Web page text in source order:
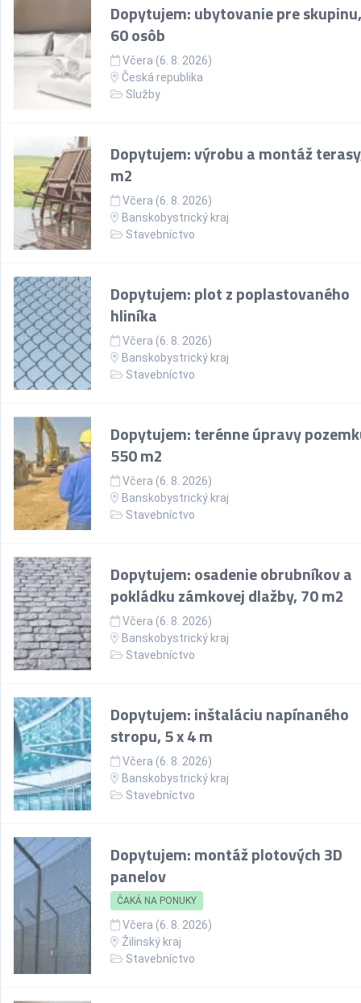
Dopytujem: ubytovanie pre
60 osôb
Včera (6. 8. 2026)
Česká republika
Služby
Dopytujem: výrobu a montáž
m2
Včera (6. 8. 2026)
Banskobystrický kraj
Stavebníctvo
Dopytujem: plot z poplastovaného
hliníka
Včera (6. 8. 2026)
Banskobystrický kraj
Stavebníctvo
Dopytujem: terénne úpravy
550 m2
Včera (6. 8. 2026)
Banskobystrický kraj
Stavebníctvo
Dopytujem: osadenie obrubníkov a
pokládku zámkovej dlažby, 70 m2
Včera (6. 8. 2026)
Banskobystrický kraj
Stavebníctvo
Dopytujem: inštaláciu napínaného
stropu, 5 x 4 m
Včera (6. 8. 2026)
Banskobystrický kraj
Stavebníctvo
Dopytujem: montáž plotových 3D
panelov
ČAKÁ NA PONUKY
Včera (6. 8. 2026)
Žilinský kraj
Stavebníctvo